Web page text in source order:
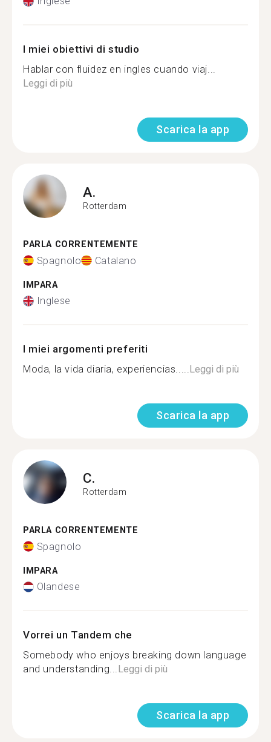
I miei obiettivi di studio
Hablar con fluidez en ingles cuando viaj...
Leggi di più
Scarica la app
A.
Rotterdam
PARLA CORRENTEMENTE
Spagnolo Catalano
IMPARA
Inglese
I miei argomenti preferiti
Moda, la vida diaria, experiencias.....Leggi di più
Scarica la app
C.
Rotterdam
PARLA CORRENTEMENTE
Spagnolo
IMPARA
Olandese
Vorrei un Tandem che
Somebody who enjoys breaking down language
and understanding...Leggi di più
Scarica la app